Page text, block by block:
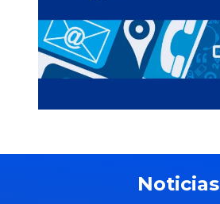
Noticias